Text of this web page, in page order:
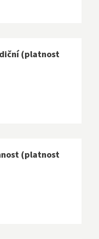
(platnost
(platnost